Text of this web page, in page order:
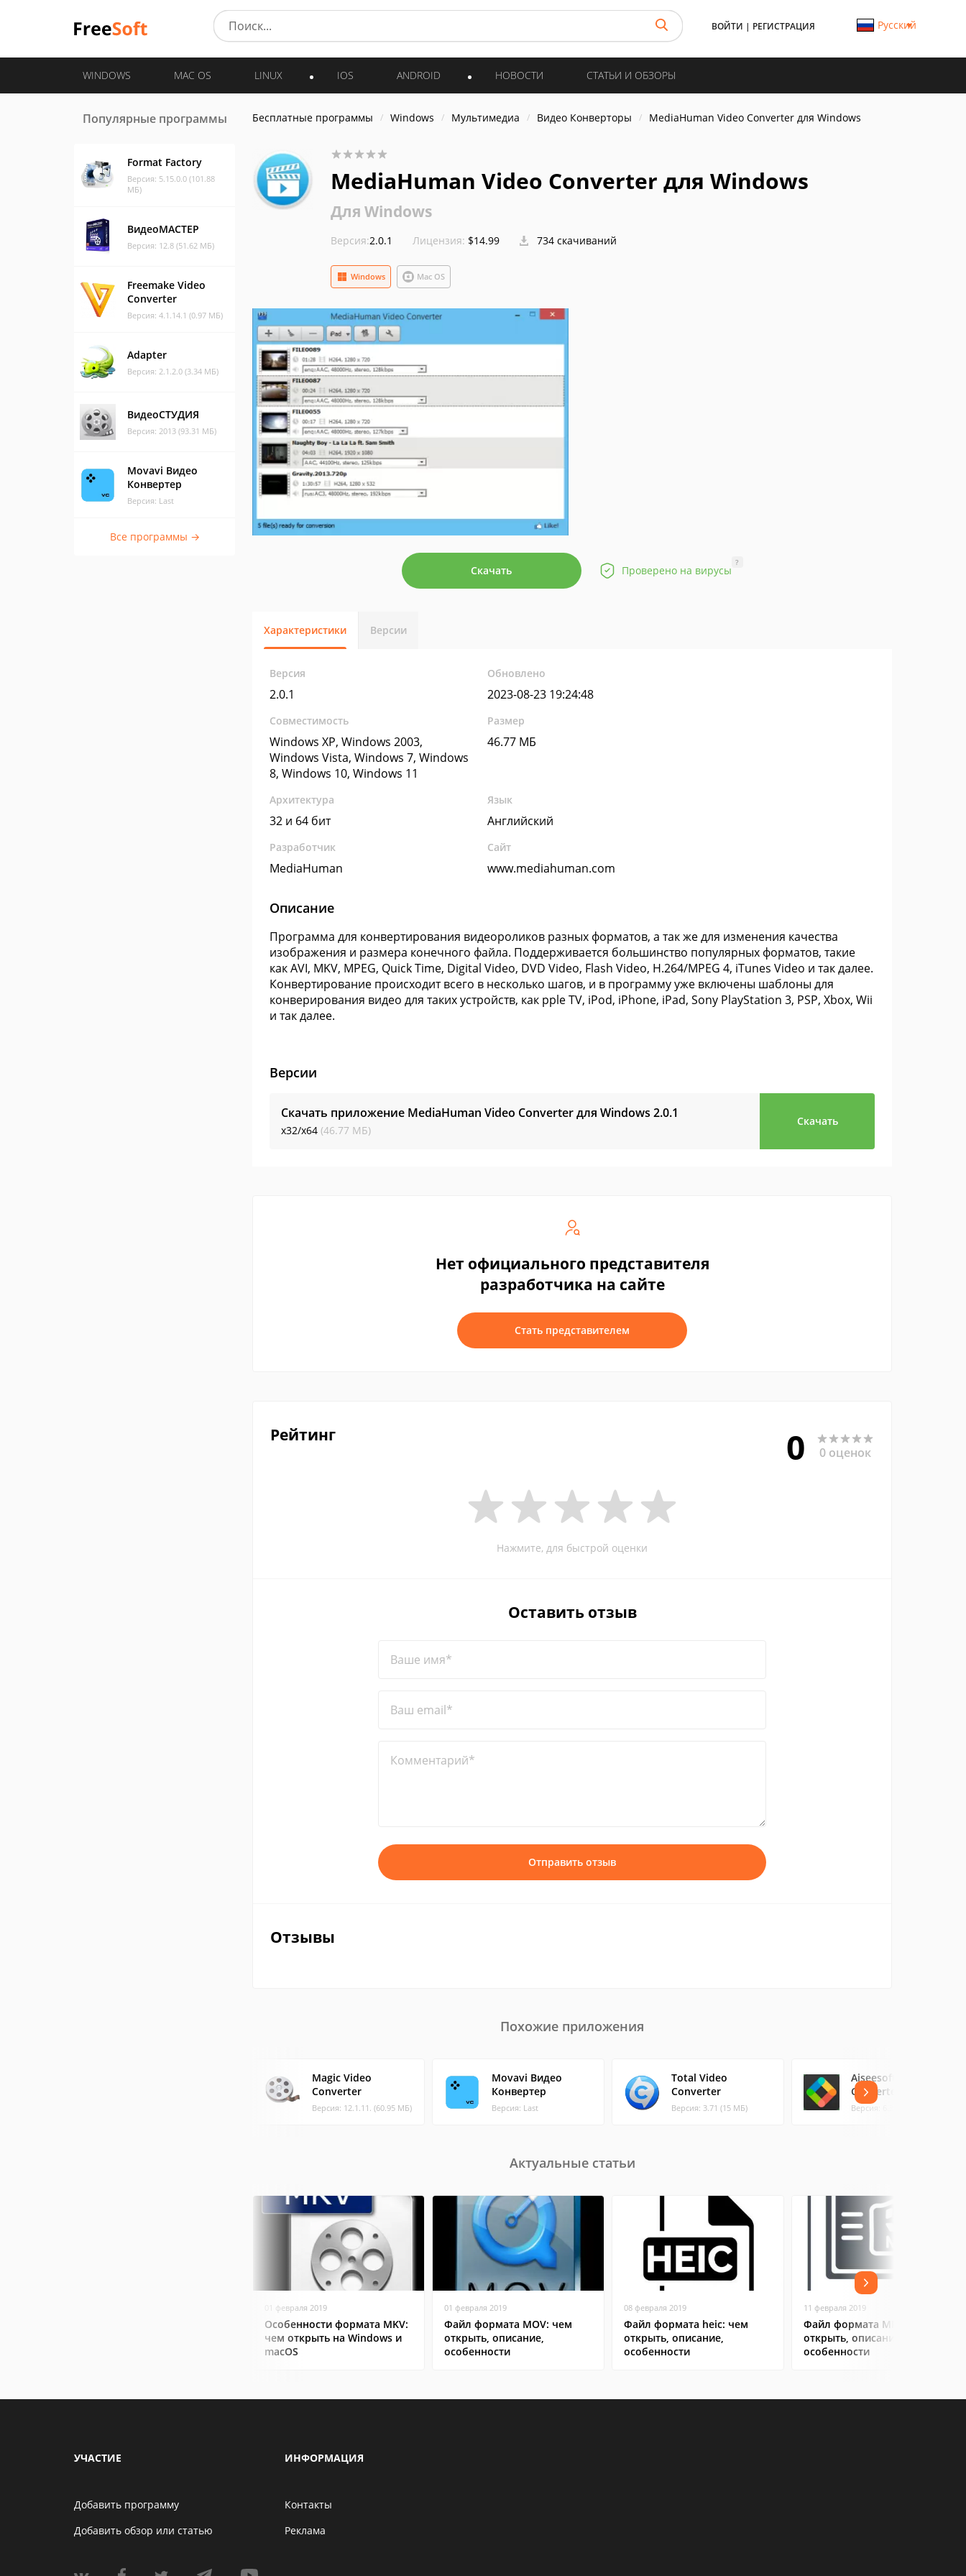
ВОЙТИ | РЕГИСТРАЦИЯ Русский
WINDOWS MAC OS LINUX IOS ANDROID НОВОСТИ СТАТЬИ И ОБЗОРЫ
Популярные программы
Format Factory
Версия: 5.15.0.0 (101.88
МБ)
ВидеоМАСТЕР
Версия: 12.8 (51.62 МБ)
Freemake Video
Converter
Версия: 4.1.14.1 (0.97 МБ)
Adapter
Версия: 2.1.2.0 (3.34 МБ)
ВидеоСТУДИЯ
Версия: 2013 (93.31 МБ)
Movavi Видео
Конвертер
Версия: Last
Все программы →
Бесплатные программы Windows Мультимедиа Видео Конверторы MediaHuman Video Converter для Windows
MediaHuman Video Converter для Windows
Для Windows
Версия:2.0.1 Лицензия: $14.99 734 скачиваний
Mac OS
Windows
Скачать Проверено на вирусы
?
Характеристики Версии
Версия
2.0.1
Обновлено
2023-08-23 19:24:48
Совместимость
Windows XP, Windows 2003,
Windows Vista, Windows 7, Windows
8, Windows 10, Windows 11
Размер
46.77 МБ
Архитектура
32 и 64 бит
Язык
Английский
Разработчик
MediaHuman
Сайт
www.mediahuman.com
Описание
Программа для конвертирования видеороликов разных форматов, а так же для изменения качества
изображения и размера конечного файла. Поддерживается большинство популярных форматов, такие
как AVI, MKV, MPEG, Quick Time, Digital Video, DVD Video, Flash Video, H.264/MPEG 4, iTunes Video и так далее.
Конвертирование происходит всего в несколько шагов, и в программу уже включены шаблоны для
конверирования видео для таких устройств, как pple TV, iPod, iPhone, iPad, Sony PlayStation 3, PSP, Xbox, Wii
и так далее.
Версии
Скачать приложение MediaHuman Video Converter для Windows 2.0.1
x32/x64 (46.77 МБ)
Скачать
Нет официального представителя
разработчика на сайте
Стать представителем
Рейтинг 0 0 оценок
Нажмите, для быстрой оценки
Оставить отзыв
Ваше имя*
Ваш email*
Комментарий*
Отправить отзыв
Отзывы
Похожие приложения
Magic Video
Converter
Версия: 12.1.11. (60.95 МБ)
Movavi Видео
Конвертер
Версия: Last
Total Video
Converter
Версия: 3.71 (15 МБ)
Aiseesoft Free Video
Converter
Версия: 6.3.36 (1.04 МБ)
Актуальные статьи
01 февраля 2019
Особенности формата MKV:
чем открыть на Windows и
macOS
01 февраля 2019
Файл формата MOV: чем
открыть, описание,
особенности
08 февраля 2019
Файл формата heic: чем
открыть, описание,
особенности
11 февраля 2019
Файл формата MP4: чем
открыть, описание,
особенности
УЧАСТИЕ
Добавить программу
Добавить обзор или статью
ИНФОРМАЦИЯ
Контакты
Реклама